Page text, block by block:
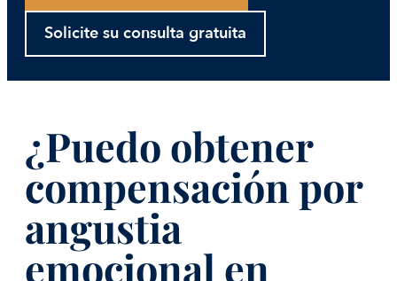
Solicite su consulta gratuita
¿Puedo obtener
compensación por
angustia
emocional en